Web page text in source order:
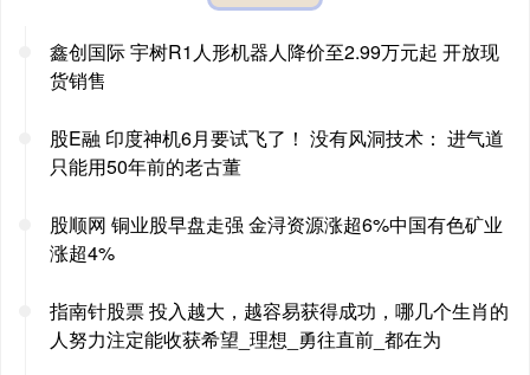
鑫创国际 宇树R1人形机器人降价至2.99万元起 开放现
货销售
股E融 印度神机6月要试飞了！ 没有风洞技术： 进气道
只能用50年前的老古董
股顺网 铜业股早盘走强 金浔资源涨超6%中国有色矿业
涨超4%
指南针股票 投入越大，越容易获得成功，哪几个生肖的
人努力注定能收获希望_理想_勇往直前_都在为